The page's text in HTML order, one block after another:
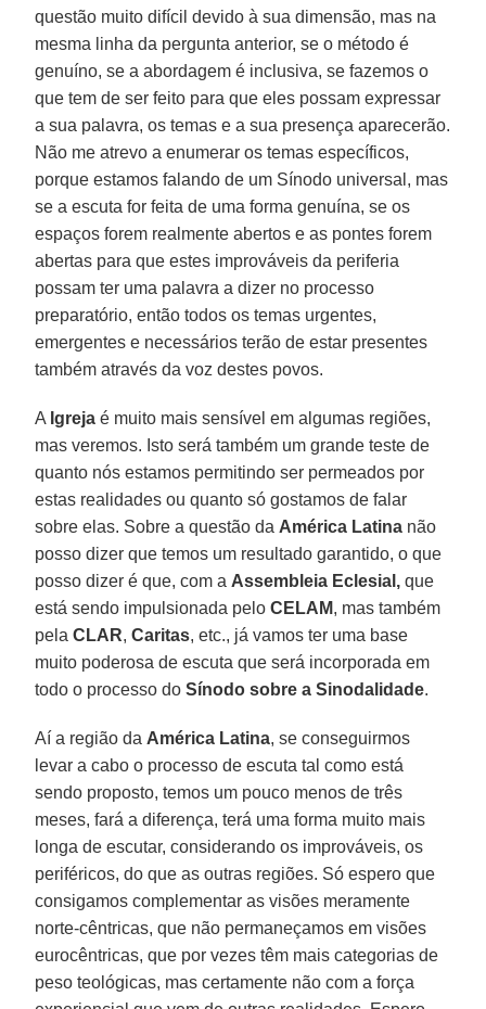
questão muito difícil devido à sua dimensão, mas na
mesma linha da pergunta anterior, se o método é
genuíno, se a abordagem é inclusiva, se fazemos o
que tem de ser feito para que eles possam expressar
a sua palavra, os temas e a sua presença aparecerão.
Não me atrevo a enumerar os temas específicos,
porque estamos falando de um Sínodo universal, mas
se a escuta for feita de uma forma genuína, se os
espaços forem realmente abertos e as pontes forem
abertas para que estes improváveis da periferia
possam ter uma palavra a dizer no processo
preparatório, então todos os temas urgentes,
emergentes e necessários terão de estar presentes
também através da voz destes povos.
A Igreja é muito mais sensível em algumas regiões,
mas veremos. Isto será também um grande teste de
quanto nós estamos permitindo ser permeados por
estas realidades ou quanto só gostamos de falar
sobre elas. Sobre a questão da América Latina não
posso dizer que temos um resultado garantido, o que
posso dizer é que, com a Assembleia Eclesial, que
está sendo impulsionada peloCELAM, mas também
pelaCLAR,Caritas, etc., já vamos ter uma base
muito poderosa de escuta que será incorporada em
todo o processo doSínodo sobre a Sinodalidade.
Aí a região da América Latina, se conseguirmos
levar a cabo o processo de escuta tal como está
sendo proposto, temos um pouco menos de três
meses, fará a diferença, terá uma forma muito mais
longa de escutar, considerando os improváveis, os
periféricos, do que as outras regiões. Só espero que
consigamos complementar as visões meramente
norte-cêntricas, que não permaneçamos em visões
eurocêntricas, que por vezes têm mais categorias de
peso teológicas, mas certamente não com a força